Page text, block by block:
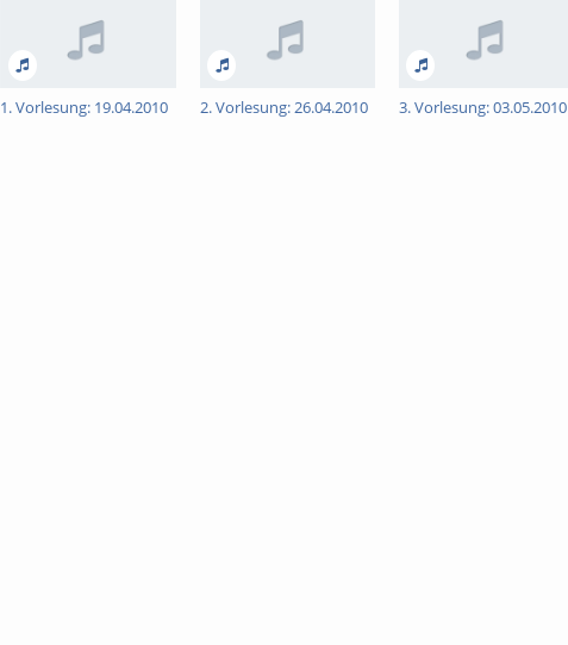
1. Vorlesung: 19.04.2010 2. Vorlesung: 26.04.2010 3. Vorlesung: 03.05.2010